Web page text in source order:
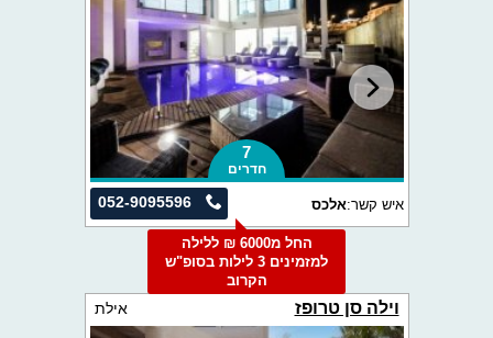
7
חדרים
052-9095596 איש קשר:אלכס
החל מ6000 ₪ ללילה
למזמינים 3 לילות בסופ"ש
הקרוב
וילה סן טרופז אילת